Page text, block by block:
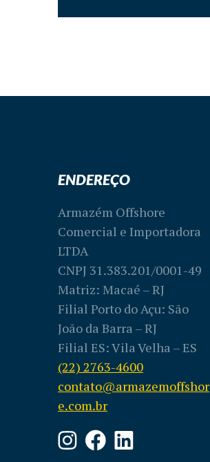
ENDEREÇO
Armazém Offshore
Comercial e Importadora
LTDA
CNPJ 31.383.201/0001-49
Matriz: Macaé – RJ
Filial Porto do Açu: São
João da Barra – RJ
Filial ES: Vila Velha – ES
(22) 2763-4600
contato@armazemoffshor
e.com.br